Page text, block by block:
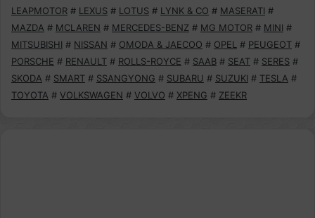
LEAPMOTOR # LEXUS # LOTUS # LYNK & CO # MASERATI #
MAZDA # MCLAREN # MERCEDES-BENZ # MG MOTOR # MINI #
MITSUBISHI # NISSAN # OMODA & JAECOO # OPEL # PEUGEOT #
PORSCHE # RENAULT # ROLLS-ROYCE # SAAB # SEAT # SERES #
SKODA # SMART # SSANGYONG # SUBARU # SUZUKI # TESLA #
TOYOTA # VOLKSWAGEN # VOLVO # XPENG # ZEEKR